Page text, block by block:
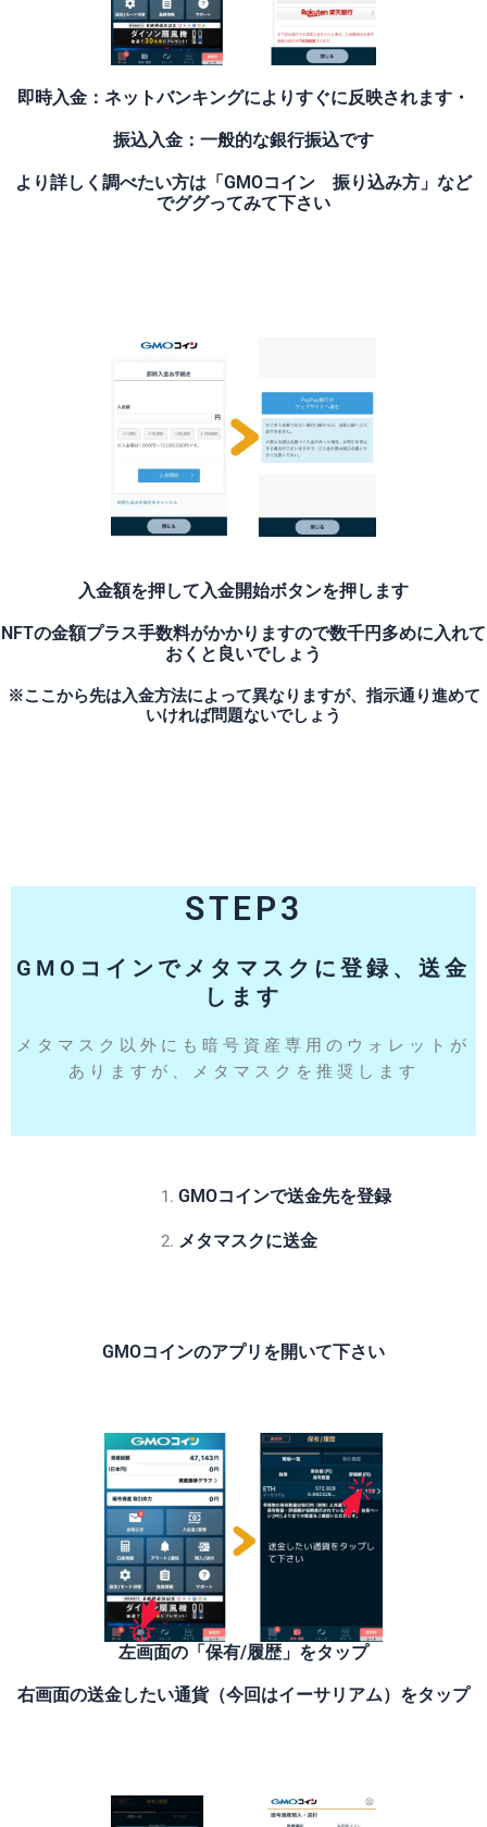
即時入金：ネットバンキングによりすぐに反映されます・
振込入金：一般的な銀行振込です
より詳しく調べたい方は「GMOコイン 振り込み方」など
でググってみて下さい
入金額を押して入金開始ボタンを押します
NFTの金額プラス手数料がかかりますので数千円多めに入れて
おくと良いでしょう
※ここから先は入金方法によって異なりますが、指示通り進めて
いければ問題ないでしょう
STEP3
GMOコインでメタマスクに登録、送金
します
メタマスク以外にも暗号資産専用のウォレットが
ありますが、メタマスクを推奨します
GMOコインで送金先を登録
メタマスクに送金
GMOコインのアプリを開いて下さい
左画面の「保有/履歴」をタップ
右画面の送金したい通貨（今回はイーサリアム）をタップ